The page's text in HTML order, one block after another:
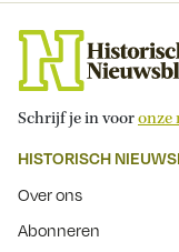
Schrijf je in vooronze
HISTORISCH
Over ons
Abonneren